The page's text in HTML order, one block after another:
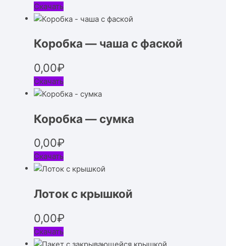
Скачать
Коробка — чаша с фаской
0,00₽
Скачать
Коробка — сумка
0,00₽
Скачать
Лоток с крышкой
0,00₽
Скачать